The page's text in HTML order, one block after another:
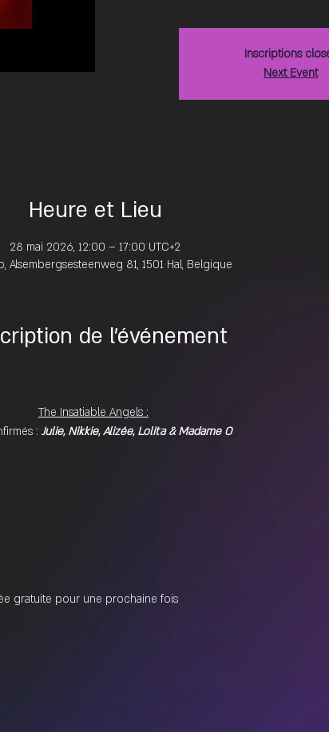
Inscriptions
Next Event
Heure et Lieu
28 mai 2026, 12:00 – 17:00 UTC+2
Alsembergsesteenweg 81, 1501 Hal, Belgique
de l'événement
The Insatiable Angels :
: Julie, Nikkie, Alizée, Lolita & Madame O
gratuite pour une prochaine fois